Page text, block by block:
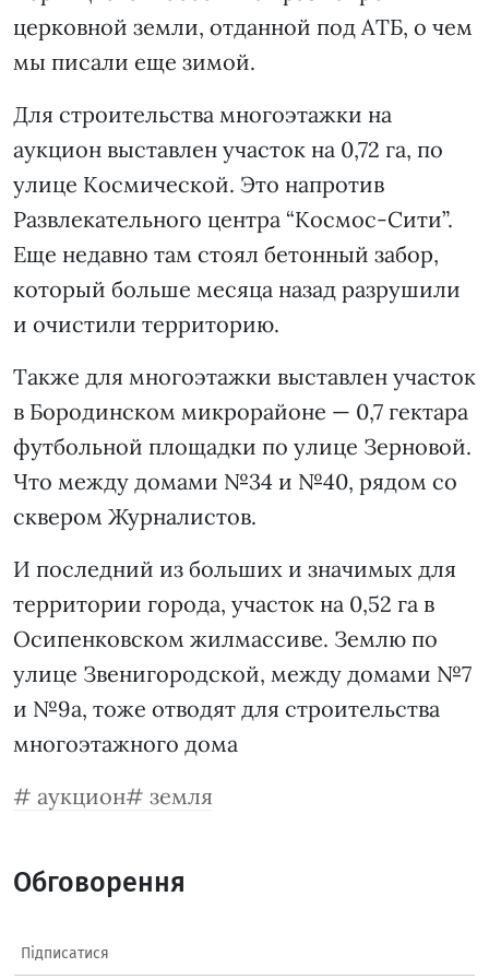
церковной земли, отданной под АТБ, о чем
мы писали еще зимой.
Для строительства многоэтажки на
аукцион выставлен участок на 0,72 га, по
улице Космической. Это напротив
Развлекательного центра “Космос-Сити”.
Еще недавно там стоял бетонный забор,
который больше месяца назад разрушили
и очистили территорию.
Также для многоэтажки выставлен участок
в Бородинском микрорайоне — 0,7 гектара
футбольной площадки по улице Зерновой.
Что между домами №34 и №40, рядом со
сквером Журналистов.
И последний из больших и значимых для
территории города, участок на 0,52 га в
Осипенковском жилмассиве. Землю по
улице Звенигородской, между домами №7
и №9а, тоже отводят для строительства
многоэтажного дома
аукцион
земля
Обговорення
Підписатися